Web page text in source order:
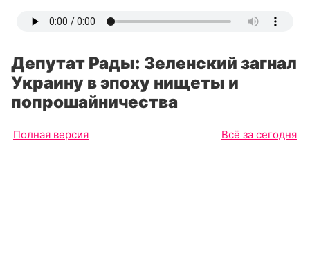
Депутат Рады: Зеленский загнал
Украину в эпоху нищеты и
попрошайничества
Полная версия Всё за сегодня